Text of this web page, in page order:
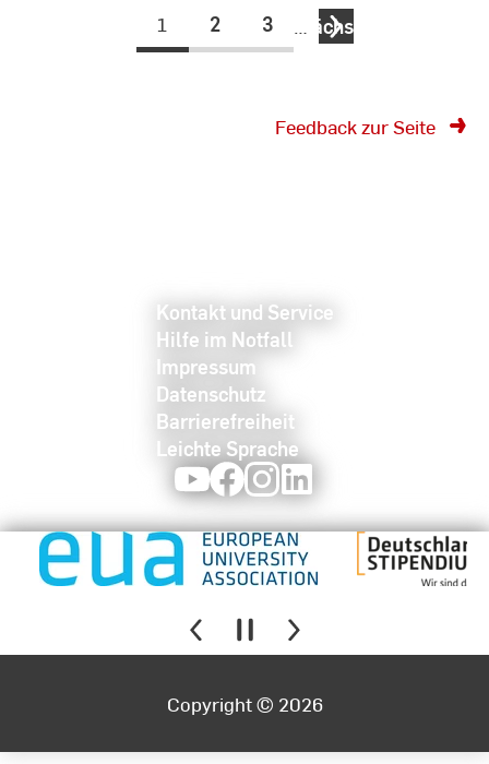
1 2 3 …nächste
Feedback zur Seite
Kontakt und Service
Hilfe im Notfall
Impressum
Datenschutz
Barrierefreiheit
Leichte Sprache
YoutubeFacebookInstagram
Copyright © 2026